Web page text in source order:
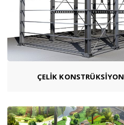
ÇELİK KONSTRÜKSİYON